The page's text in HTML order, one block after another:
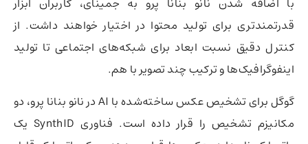
قدرتمندتری برای تولید محتوا در اختیار خواهند داشت. از
کنترل دقیق نسبت ابعاد برای شبکه‌های اجتماعی تا تولید
اینفوگرافیک‌ها و ترکیب چند تصویر با هم.
گوگل برای تشخیص عکس ساخته‌شده با AI در نانو بنانا پرو، دو
مکانیزم تشخیص را قرار داده است. فناوری ‎SynthID یک